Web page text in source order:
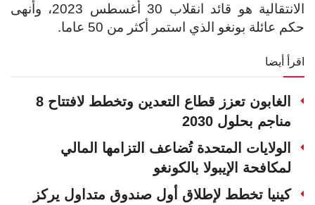
الانتقالية هو قائد انقلاب 30 أغسطس 2023، وأنهى
حكم عائلة بونغو الذي استمر أكثر من 50 عاما.
اقرأ أيضا
الغابون تعزز قطاع التعدين وتخطط لافتتاح 8
مناجم بحلول 2030
الولايات المتحدة تُضاعف التزامها المالي
لمكافحة الإيبولا بالكونغو
كينيا تخطط لإطلاق أول صندوق متداول يركز